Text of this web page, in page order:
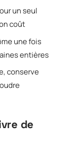
un seul
coût
une fois
entières
conserve
de